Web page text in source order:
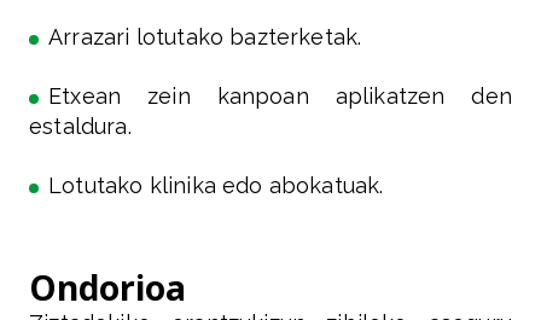
Arrazari lotutako bazterketak.
Etxean zein kanpoan aplikatzen den
estaldura.
Lotutako klinika edo abokatuak.
Ondorioa